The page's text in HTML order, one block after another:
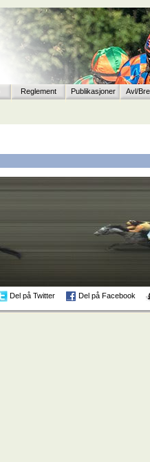
Reglement Publikasjoner Avl/
Del på Twitter Del på Facebook